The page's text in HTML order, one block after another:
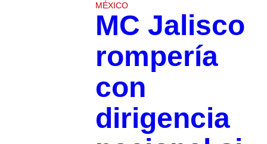
MÉXICO
MC Jalisco
rompería
con
dirigencia